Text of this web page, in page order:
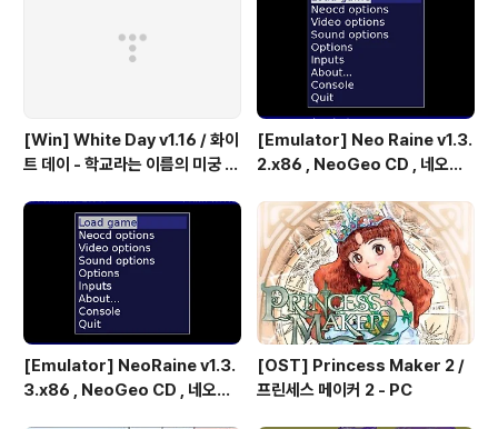
파이팅 / 대전 액션 - 국산소프트
[Win] White Day v1.16 / 화이
트 데이 - 학교라는 이름의 미궁 -
[Emulator] Neo Raine v1.3.
2.x86 , NeoGeo CD , 네오지
[Emulator] NeoRaine v1.3.
3.x86 , NeoGeo CD , 네오지
[OST] Princess Maker 2 /
프린세스 메이커 2 - PC